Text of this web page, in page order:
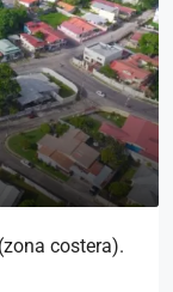
San